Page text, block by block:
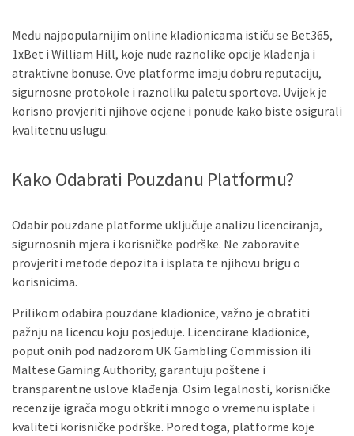
Među najpopularnijim online kladionicama ističu se Bet365,
1xBet i William Hill, koje nude raznolike opcije klađenja i
atraktivne bonuse. Ove platforme imaju dobru reputaciju,
sigurnosne protokole i raznoliku paletu sportova. Uvijek je
korisno provjeriti njihove ocjene i ponude kako biste osigurali
kvalitetnu uslugu.
Kako Odabrati Pouzdanu Platformu?
Odabir pouzdane platforme uključuje analizu licenciranja,
sigurnosnih mjera i korisničke podrške. Ne zaboravite
provjeriti metode depozita i isplata te njihovu brigu o
korisnicima.
Prilikom odabira pouzdane kladionice, važno je obratiti
pažnju na licencu koju posjeduje. Licencirane kladionice,
poput onih pod nadzorom UK Gambling Commission ili
Maltese Gaming Authority, garantuju poštene i
transparentne uslove klađenja. Osim legalnosti, korisničke
recenzije igrača mogu otkriti mnogo o vremenu isplate i
kvaliteti korisničke podrške. Pored toga, platforme koje